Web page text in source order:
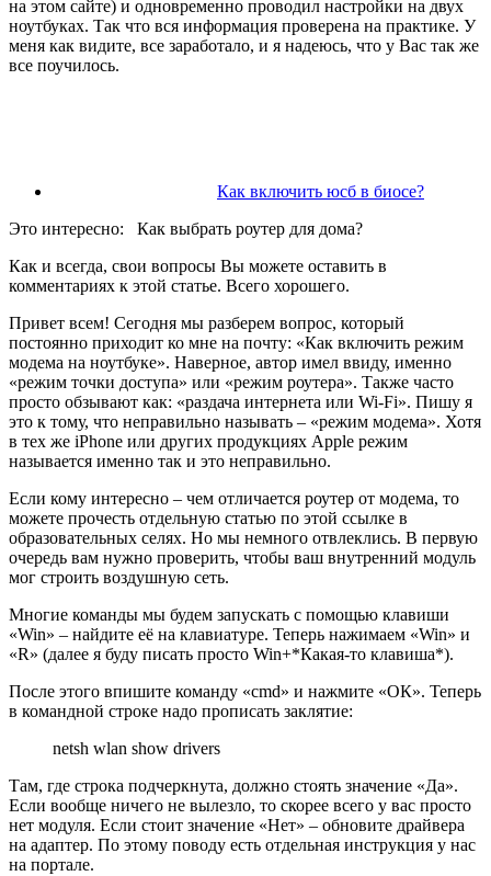
на этом сайте) и одновременно проводил настройки на двух
ноутбуках. Так что вся информация проверена на практике. У
меня как видите, все заработало, и я надеюсь, что у Вас так же
все поучилось.
Как включить юсб в биосе?
Это интересно:
Как выбрать роутер для дома?
Как и всегда, свои вопросы Вы можете оставить в
комментариях к этой статье. Всего хорошего.
Привет всем! Сегодня мы разберем вопрос, который
постоянно приходит ко мне на почту: «Как включить режим
модема на ноутбуке». Наверное, автор имел ввиду, именно
«режим точки доступа» или «режим роутера». Также часто
просто обзывают как: «раздача интернета или Wi-Fi». Пишу я
это к тому, что неправильно называть – «режим модема». Хотя
в тех же iPhone или других продукциях Apple режим
называется именно так и это неправильно.
Если кому интересно – чем отличается роутер от модема, то
можете прочесть отдельную статью по этой ссылке в
образовательных селях. Но мы немного отвлеклись. В первую
очередь вам нужно проверить, чтобы ваш внутренний модуль
мог строить воздушную сеть.
Многие команды мы будем запускать с помощью клавиши
«Win» – найдите её на клавиатуре. Теперь нажимаем «Win» и
«R» (далее я буду писать просто Win+*Какая-то клавиша*).
После этого впишите команду «cmd» и нажмите «ОК». Теперь
в командной строке надо прописать заклятие:
netsh wlan show drivers
Там, где строка подчеркнута, должно стоять значение «Да».
Если вообще ничего не вылезло, то скорее всего у вас просто
нет модуля. Если стоит значение «Нет» – обновите драйвера
на адаптер. По этому поводу есть отдельная инструкция у нас
на портале.